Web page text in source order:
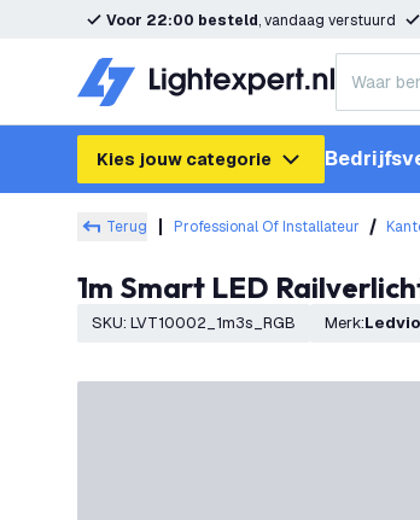
Voor 22:00 besteld, vandaag verstuurd
Kies jouw categorie
Terug Professional Of Installateur
1m Smart LED
SKU: LVT10002_1m3s_RGB Merk: